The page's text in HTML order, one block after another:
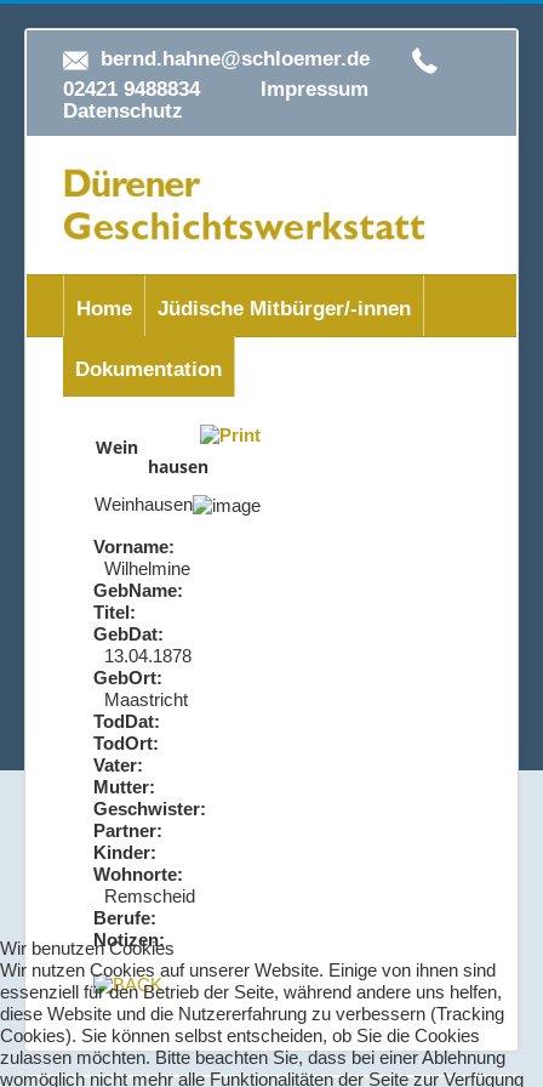
bernd.hahne@schloemer.de
02421 9488834 Impressum
Datenschutz
Home Jüdische Mitbürger/-innen
Dokumentation
Wein
hausen
Weinhausen
Vorname:
Wilhelmine
GebName:
Titel:
GebDat:
13.04.1878
GebOrt:
Maastricht
TodDat:
TodOrt:
Vater:
Mutter:
Geschwister:
Partner:
Kinder:
Wohnorte:
Remscheid
Berufe:
Notizen:
Wir benutzen Cookies
Wir nutzen Cookies auf unserer Website. Einige von ihnen sind
essenziell für den Betrieb der Seite, während andere uns helfen,
diese Website und die Nutzererfahrung zu verbessern (Tracking
Cookies). Sie können selbst entscheiden, ob Sie die Cookies
zulassen möchten. Bitte beachten Sie, dass bei einer Ablehnung
womöglich nicht mehr alle Funktionalitäten der Seite zur Verfügung